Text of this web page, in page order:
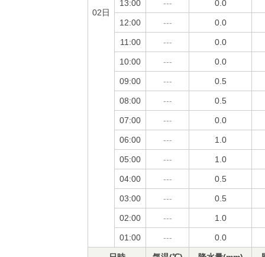
02日
13:00 --- 0.0
12:00 --- 0.0
11:00 --- 0.0
10:00 --- 0.0
09:00 --- 0.5
08:00 --- 0.5
07:00 --- 0.0
06:00 --- 1.0
05:00 --- 1.0
04:00 --- 0.5
03:00 --- 0.5
02:00 --- 1.0
01:00 --- 0.0